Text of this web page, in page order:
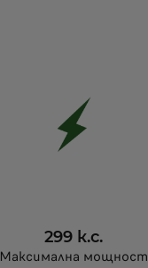
299 к.с.
Максимална мощност